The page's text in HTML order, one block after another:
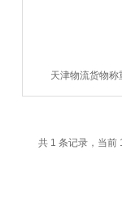
天津物流货物称
共 1 条记录，当